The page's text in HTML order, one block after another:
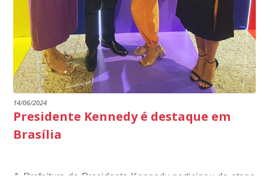
14/06/2024
Presidente Kennedy é destaque em
Brasília
A Prefeitura de Presidente Kennedy participou da etapa